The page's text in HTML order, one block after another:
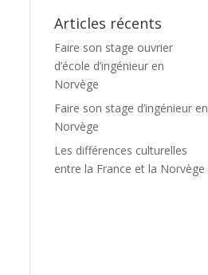
Articles récents
Faire son stage ouvrier
d’école d’ingénieur en
Norvège
Faire son stage d’ingénieur en
Norvège
Les différences culturelles
entre la France et la Norvège